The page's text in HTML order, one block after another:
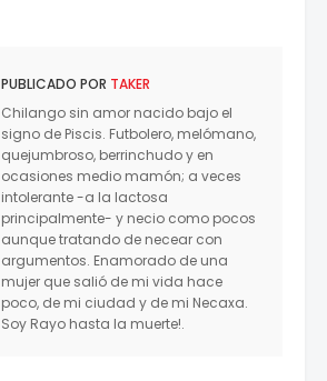
PUBLICADO POR TAKER
Chilango sin amor nacido bajo el
signo de Piscis. Futbolero, melómano,
quejumbroso, berrinchudo y en
ocasiones medio mamón; a veces
intolerante -a la lactosa
principalmente- y necio como pocos
aunque tratando de necear con
argumentos. Enamorado de una
mujer que salió de mi vida hace
poco, de mi ciudad y de mi Necaxa.
Soy Rayo hasta la muerte!.